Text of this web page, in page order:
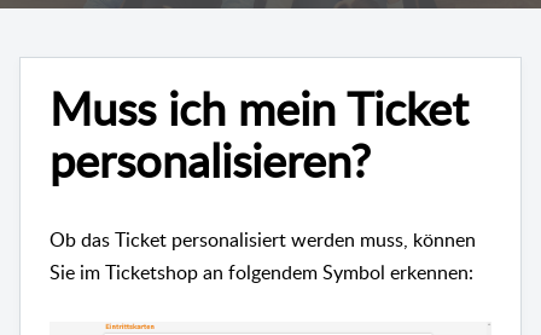
Muss ich mein Ticket
personalisieren?
Ob das Ticket personalisiert werden muss, können
Sie im Ticketshop an folgendem Symbol erkennen: